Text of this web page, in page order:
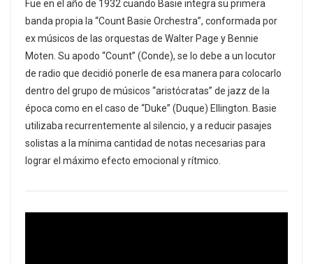
Fue en el año de 1932 cuando Basie integra su primera
banda propia la “Count Basie Orchestra”, conformada por
ex músicos de las orquestas de Walter Page y Bennie
Moten. Su apodo “Count” (Conde), se lo debe a un locutor
de radio que decidió ponerle de esa manera para colocarlo
dentro del grupo de músicos “aristócratas” de jazz de la
época como en el caso de “Duke” (Duque) Ellington. Basie
utilizaba recurrentemente al silencio, y a reducir pasajes
solistas a la mínima cantidad de notas necesarias para
lograr el máximo efecto emocional y rítmico.